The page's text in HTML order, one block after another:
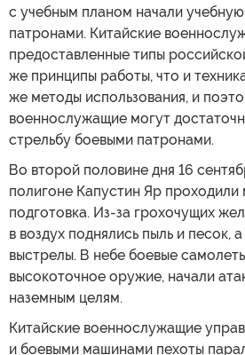
с учебным планом начали
патронами. Китайские
предоставленные типы
же принципы работы, что и
же методы использования, и
военнослужащие могут
стрельбу боевыми патронами.
Во второй половине дня 16
полигоне Капустин Яр проходили
подготовка. Из-за грохочущих
в воздух поднялись пыль и песок,
выстрелы. В небе боевые
высокоточное оружие, начали
наземным целям.
Китайские военнослужащие
и боевыми машинами пехоты